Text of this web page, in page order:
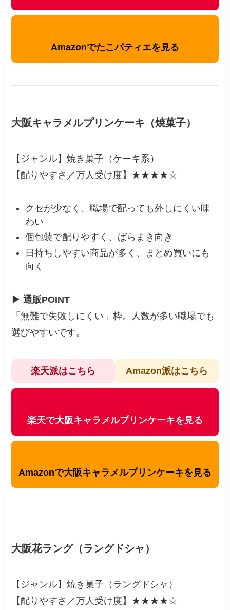
Amazonでたこパティエを見る
大阪キャラメルプリンケーキ（焼菓子）
【ジャンル】焼き菓子（ケーキ系）
【配りやすさ／万人受け度】★★★★☆
クセが少なく、職場で配っても外しにくい味
わい
個包装で配りやすく、ばらまき向き
日持ちしやすい商品が多く、まとめ買いにも
向く
▶ 通販POINT
「無難で失敗しにくい」枠。人数が多い職場でも
選びやすいです。
楽天派はこちら Amazon派はこちら
楽天で大阪キャラメルプリンケーキを見る
Amazonで大阪キャラメルプリンケーキを見る
大阪花ラング（ラングドシャ）
【ジャンル】焼き菓子（ラングドシャ）
【配りやすさ／万人受け度】★★★★☆